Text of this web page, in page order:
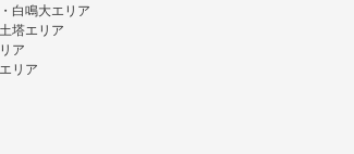
白鳴大エリア
塔エリア
ア
リア